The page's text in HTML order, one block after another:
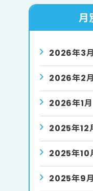
月
2026年3月
2026年2月
2026年1月
2025年12
2025年10
2025年9月